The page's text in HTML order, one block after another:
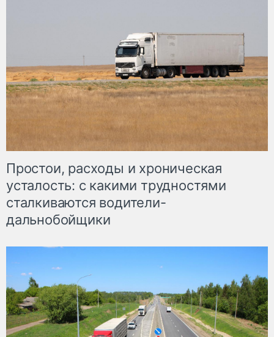
Простои, расходы и хроническая
усталость: с какими трудностями
сталкиваются водители-
дальнобойщики